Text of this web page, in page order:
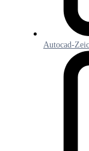
Autocad-